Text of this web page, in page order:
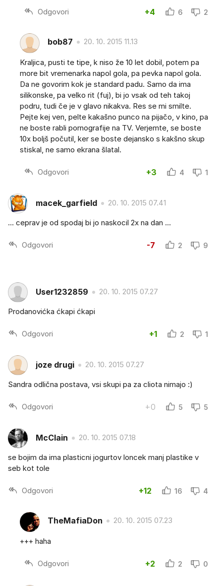
Odgovori +4 6 2
bob87 20. 10. 2015 11.13
Kraljica, pusti te tipe, k niso že 10 let dobil, potem pa
more bit vremenarka napol gola, pa pevka napol gola.
Da ne govorim kok je standard padu. Samo da ima
silikonske, pa velko rit (fuj), bi jo vsak od teh takoj
podru, tudi če je v glavo nikakva. Res se mi smilte.
Pejte kej ven, pelte kakašno punco na pijačo, v kino, pa
ne boste rabli pornografije na TV. Verjemte, se boste
10x boljš počutil, ker se boste dejansko s kakšno skup
stiskal, ne samo ekrana šlatal.
Odgovori +3 4 1
macek_garfield 20. 10. 2015 07.41
... ceprav je od spodaj bi jo naskocil 2x na dan ...
Odgovori -7 2 9
User1232859 20. 10. 2015 07.27
Prodanovićka ćkapi ćkapi
Odgovori +1 2 1
joze drugi 20. 10. 2015 07.27
Sandra odlična postava, vsi skupi pa za cliota nimajo :)
Odgovori +0 5 5
McClain 20. 10. 2015 07.18
se bojim da ima plasticni jogurtov loncek manj plastike v
seb kot tole
Odgovori +12 16 4
TheMafiaDon 20. 10. 2015 07.23
+++ haha
Odgovori +2 2 0